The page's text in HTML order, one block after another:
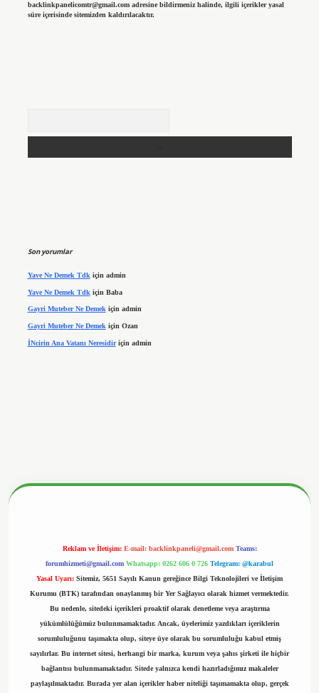
backlinkpanelicomtr@gmail.comadresine bildirmeniz halinde, ilgili içerikler yasal
süre içerisinde sitemizden kaldırılacaktır.
Son yorumlar
Yave Ne Demek Tdk için admin
Yave Ne Demek Tdk için Baba
Gayri Muteber Ne Demekiçin admin
Gayri Muteber Ne Demek için Ozan
İNcirin Ana Vatanı Neresidiriçin admin
Reklam ve İletişim: E-mail: backlinkpaneli@gmail.com Teams:
forumhizmeti@gmail.com Whatsapp: 0262 606 0 726 Telegram: @karabul
Yasal Uyarı: Sitemiz, 5651 Sayılı Kanun gereğince Bilgi Teknolojileri ve İletişim
Kurumu (BTK) tarafından onaylanmış bir Yer Sağlayıcı olarak hizmet vermektedir.
Bu nedenle, sitedeki içerikleri proaktif olarak denetleme veya araştırma
yükümlülüğümüz bulunmamaktadır. Ancak, üyelerimiz yazdıkları içeriklerin
sorumluluğunu taşımakta olup, siteye üye olarak bu sorumluluğu kabul etmiş
sayılırlar. Bu internet sitesi, herhangi bir marka, kurum veya şahıs şirketi ile hiçbir
bağlantısı bulunmamaktadır. Sitede yalnızca kendi hazırladığımız makaleler
paylaşılmaktadır. Burada yer alan içerikler haber niteliği taşımamakta olup, gerçek